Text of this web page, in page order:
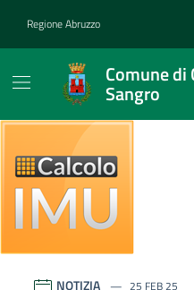
Regione Abruzzo
Comune di
Sangro
Comune di
Contenuti in
NOTIZIA 25 FEB 25